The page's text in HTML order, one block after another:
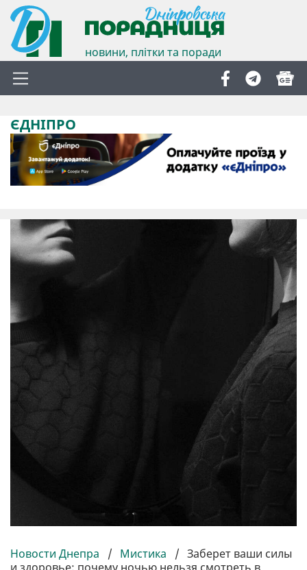
новини, плітки та поради
ЄДНІПРО
Новости Днепра / Мистика / Заберет ваши силы